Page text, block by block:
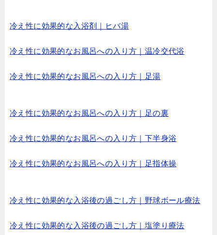
冷え性に効果的な入浴剤｜ヒバ湯
冷え性に効果的なお風呂への入り方｜温冷交代浴
冷え性に効果的なお風呂への入り方｜足湯
冷え性に効果的なお風呂への入り方｜足の裏
冷え性に効果的なお風呂への入り方｜下半身浴
冷え性に効果的なお風呂への入り方｜足指体操
冷え性に効果的な入浴後の過ごし方｜野球ボール療法
冷え性に効果的な入浴後の過ごし方｜塩塗り療法